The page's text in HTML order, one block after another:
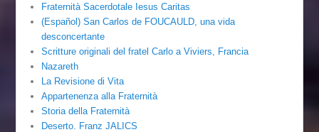
Fraternità Sacerdotale Iesus Caritas
(Español) San Carlos de FOUCAULD, una vida
desconcertante
Scritture originali del fratel Carlo a Viviers, Francia
Nazareth
La Revisione di Vita
Appartenenza alla Fraternità
Storia della Fraternità
Deserto. Franz JALICS